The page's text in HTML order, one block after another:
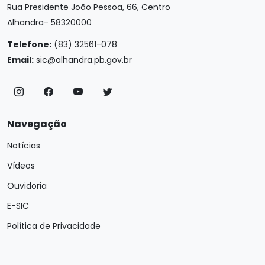
Rua Presidente João Pessoa, 66, Centro
Alhandra- 58320000
Telefone: (83) 32561-078
Email: sic@alhandra.pb.gov.br
Navegação
Notícias
Vídeos
Ouvidoria
E-SIC
Política de Privacidade